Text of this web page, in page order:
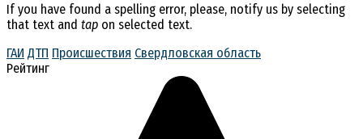
If you have found a spelling error, please, notify us by selecting
that text and tap on selected text.
ГАИ ДТП Происшествия Свердловская область
Рейтинг